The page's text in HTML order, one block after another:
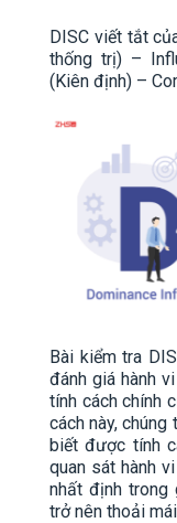
DISC viết tắt
thống trị) –
(Kiên định) –
Bài kiểm tra
đánh giá hành
tính cách chính
cách này,
biết được tính
quan sát hành
nhất định trong
trở nên thoải